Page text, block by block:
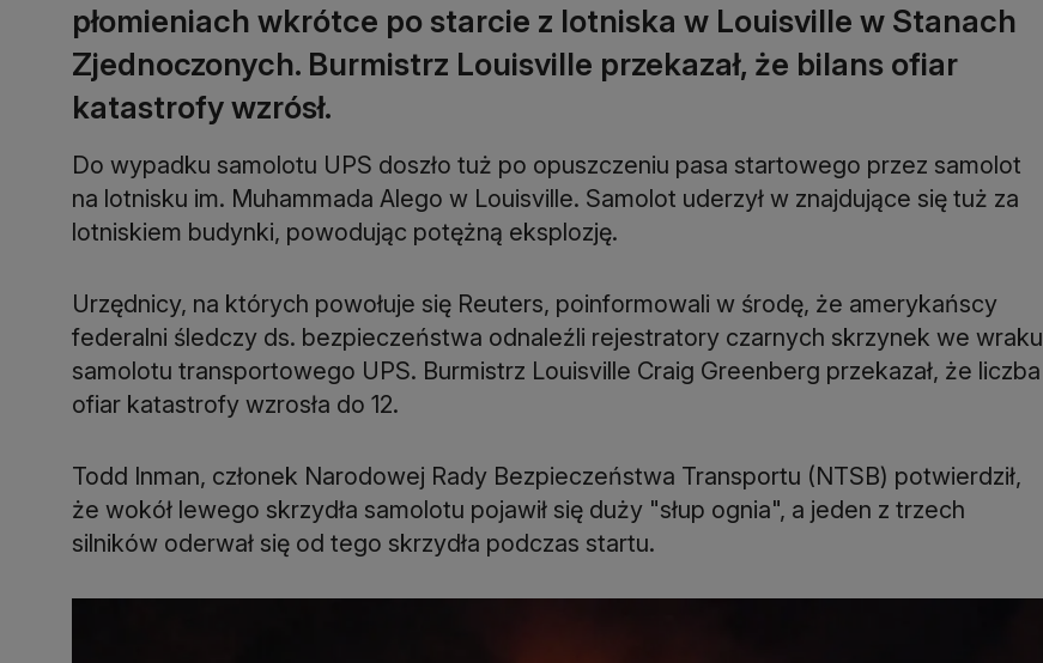
płomieniach wkrótce po starcie z lotniska w Louisville w Stanach
Zjednoczonych. Burmistrz Louisville przekazał, że bilans ofiar
katastrofy wzrósł.
Do wypadku samolotu UPS doszło tuż po opuszczeniu pasa startowego przez samolot
na lotnisku im. Muhammada Alego w Louisville. Samolot uderzył w znajdujące się tuż za
lotniskiem budynki, powodując potężną eksplozję.
Urzędnicy, na których powołuje się Reuters, poinformowali w środę, że amerykańscy
federalni śledczy ds. bezpieczeństwa odnaleźli rejestratory czarnych skrzynek we wraku
samolotu transportowego UPS. Burmistrz Louisville Craig Greenberg przekazał, że liczba
ofiar katastrofy wzrosła do 12.
Todd Inman, członek Narodowej Rady Bezpieczeństwa Transportu (NTSB) potwierdził,
że wokół lewego skrzydła samolotu pojawił się duży "słup ognia", a jeden z trzech
silników oderwał się od tego skrzydła podczas startu.